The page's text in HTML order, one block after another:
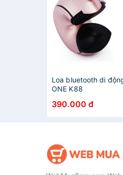
Loa bluetooth di
ONE K88
390.000 đ